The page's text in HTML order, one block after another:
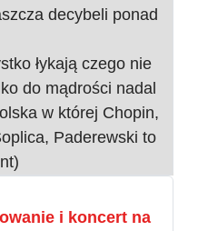
decybeli ponad
łykają czego nie
do mądrości nadal
w której Chopin,
Paderewski to
i koncert na